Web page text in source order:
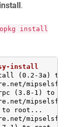
.
opkg install
install
(0.2-3a) to
mipselsf-
(3.8-1) to
mipselsf-
to root...
mipselsf-